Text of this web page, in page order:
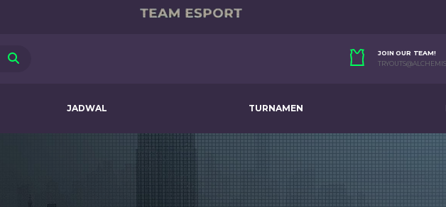
JOIN OUR TEAM!
JADWAL TURNAMEN